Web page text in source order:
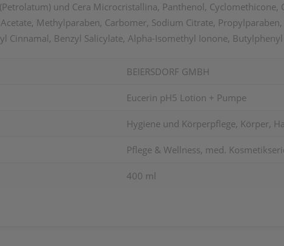
und Cera Microcristallina, Panthenol,
Methylparaben, Carbomer, Sodium Citrate,
Cinnamal, Benzyl Salicylate, Alpha-Isomethyl Ionone,
BEIERSDORF GMBH
Eucerin pH5 Lotion + Pumpe
Hygiene und Körperpflege, Körper,
Pflege & Wellness, med.
400 ml